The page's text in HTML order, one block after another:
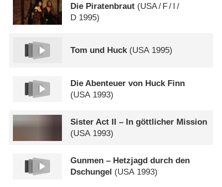
Die Piratenbraut (USA/ F/ I /
D 1995)
Tom und Huck(USA1995)
Die Abenteuer von Huck Finn
(USA1993)
Sister Act II – In göttlicher Mission
(USA1993)
Gunmen – Hetzjagd durch den
Dschungel (USA1993)